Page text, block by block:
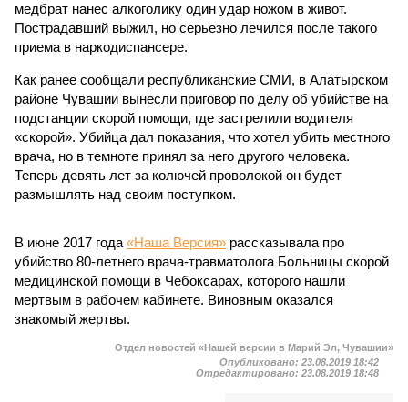
медбрат нанес алкоголику один удар ножом в живот.
Пострадавший выжил, но серьезно лечился после такого
приема в наркодиспансере.
Как ранее сообщали республиканские СМИ, в Алатырском
районе Чувашии вынесли приговор по делу об убийстве на
подстанции скорой помощи, где застрелили водителя
«скорой». Убийца дал показания, что хотел убить местного
врача, но в темноте принял за него другого человека.
Теперь девять лет за колючей проволокой он будет
размышлять над своим поступком.
В июне 2017 года «Наша Версия» рассказывала про
убийство 80-летнего врача-травматолога Больницы скорой
медицинской помощи в Чебоксарах, которого нашли
мертвым в рабочем кабинете. Виновным оказался
знакомый жертвы.
Отдел новостей «Нашей версии в Марий Эл, Чувашии»
Опубликовано: 23.08.2019 18:42
Отредактировано: 23.08.2019 18:48